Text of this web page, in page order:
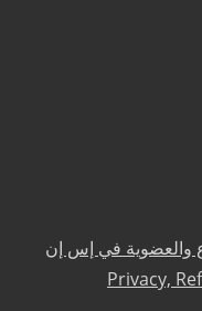
والعضوية في إس إن
Privacy,